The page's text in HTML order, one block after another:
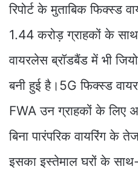
रिपोर्ट के मुताबिक फिक्स्ड
1.44 करोड़ ग्राहकों के
वायरलेस ब्रॉडबैंड में भी
बनी हुई है।5G फिक्स्ड
FWA उन ग्राहकों के लिए
बिना पारंपरिक वायरिंग के
इसका इस्तेमाल घरों के